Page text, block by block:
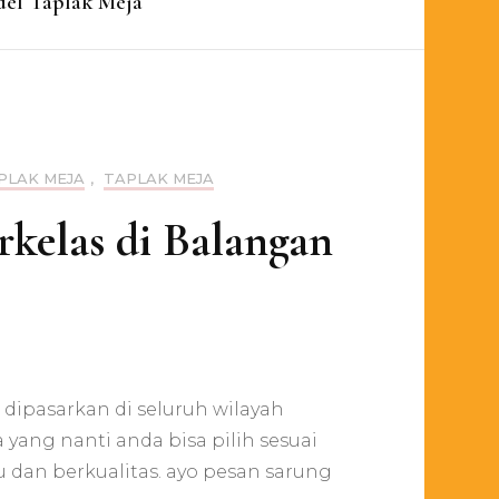
MEJA , TAPLAK MEJA
di Balangan
di seluruh wilayah
nanti anda bisa pilih sesuai
berkualitas. ayo pesan sarung